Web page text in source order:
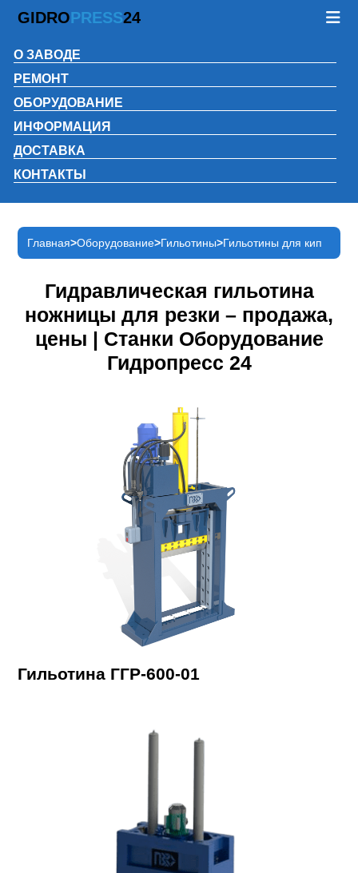
GIDROPRESS24
О ЗАВОДЕ
РЕМОНТ
ОБОРУДОВАНИЕ
ИНФОРМАЦИЯ
ДОСТАВКА
КОНТАКТЫ
Главная Оборудование Гильотины Гильотины для кип
Гидравлическая гильотина
ножницы для резки – продажа,
цены | Станки Оборудование
Гидропресс 24
Гильотина ГГР-600-01